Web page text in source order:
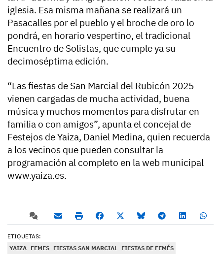
iglesia. Esa misma mañana se realizará un
Pasacalles por el pueblo y el broche de oro lo
pondrá, en horario vespertino, el tradicional
Encuentro de Solistas, que cumple ya su
decimoséptima edición.
“Las fiestas de San Marcial del Rubicón 2025
vienen cargadas de mucha actividad, buena
música y muchos momentos para disfrutar en
familia o con amigos”, apunta el concejal de
Festejos de Yaiza, Daniel Medina, quien recuerda
a los vecinos que pueden consultar la
programación al completo en la web municipal
www.yaiza.es.
ETIQUETAS:
YAIZA FEMES FIESTAS SAN MARCIAL FIESTAS DE FEMÉS